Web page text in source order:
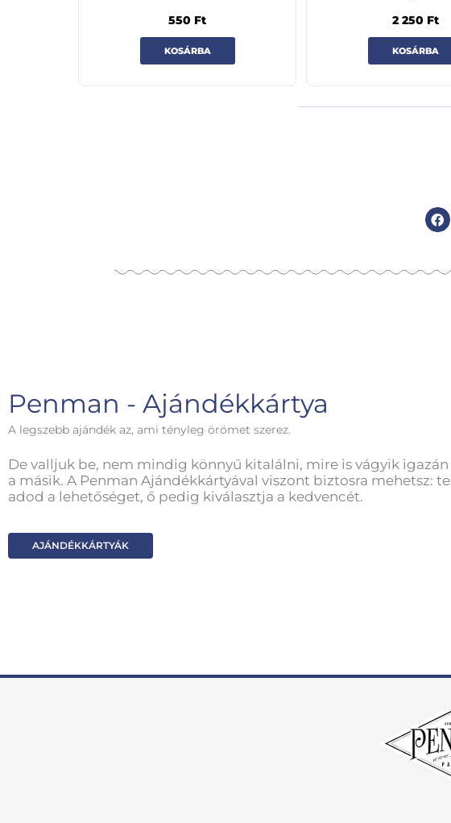
550 Ft
KOSÁRBA
2 250 Ft
KOSÁRBA
Penman - Ajándékkártya
A legszebb ajándék az, ami tényleg örömet szerez.
De valljuk be, nem mindig könnyű kitalálni, mire is vágyik igazán
a másik. A Penman Ajándékkártyával viszont biztosra mehetsz: te
adod a lehetőséget, ő pedig kiválasztja a kedvencét.
AJÁNDÉKKÁRTYÁK